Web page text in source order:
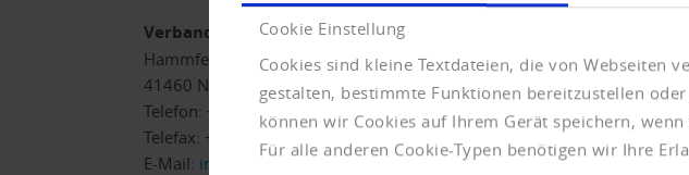
Cookie Einstellung
Cookies sind kleine Textdateien, die von Webseiten
gestalten, bestimmte Funktionen bereitzustellen
können wir Cookies auf Ihrem Gerät speichern,
Für alle anderen Cookie-Typen benötigen wir Ihre
Verband der Vereine Creditreform e.V.
Hammfelddamm 13
41460 Neuss
Telefon: + 49 (0)2131/109-300
Telefax: + 49 (0)2131/109-309
E-Mail: internet@verband.creditreform.de